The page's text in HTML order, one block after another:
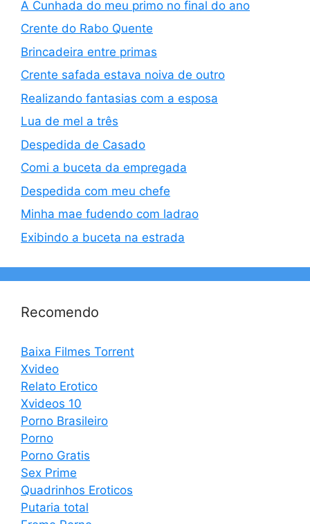
A Cunhada do meu primo no final do ano
Crente do Rabo Quente
Brincadeira entre primas
Crente safada estava noiva de outro
Realizando fantasias com a esposa
Lua de mel a três
Despedida de Casado
Comi a buceta da empregada
Despedida com meu chefe
Minha mae fudendo com ladrao
Exibindo a buceta na estrada
Recomendo
Baixa Filmes Torrent
Xvideo
Relato Erotico
Xvideos 10
Porno Brasileiro
Porno
Porno Gratis
Sex Prime
Quadrinhos Eroticos
Putaria total